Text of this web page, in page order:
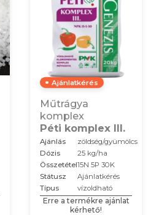
Ajánlatkérés
Műtrágya
komplex
Péti komplex III.
Ajánlás
zöldség/gyümölcs
Dózis
25 kg/ha
Összetétel15N 5P 30K
Státusz
Ajánlatkérés
Típus
vízoldható
Erre a termékre ajánlat
kérhető!